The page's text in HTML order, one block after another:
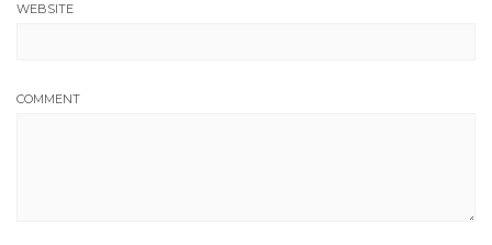
WEBSITE
COMMENT